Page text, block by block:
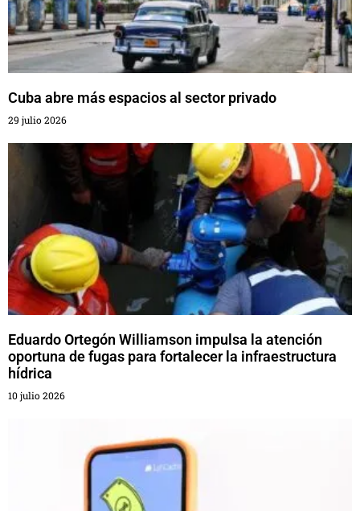
Cuba abre más espacios al sector privado
29 julio 2026
Eduardo Ortegón Williamson impulsa la atención
oportuna de fugas para fortalecer la infraestructura
hídrica
10 julio 2026